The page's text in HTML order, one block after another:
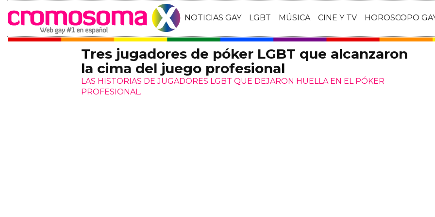
NOTICIAS GAY LGBT MÚSICA CINE Y TV HOROSCOPO
Tres jugadores de póker LGBT que alcanzaron
la cima del juego profesional
LAS HISTORIAS DE JUGADORES LGBT QUE DEJARON HUELLA EN EL PÓKER
PROFESIONAL.